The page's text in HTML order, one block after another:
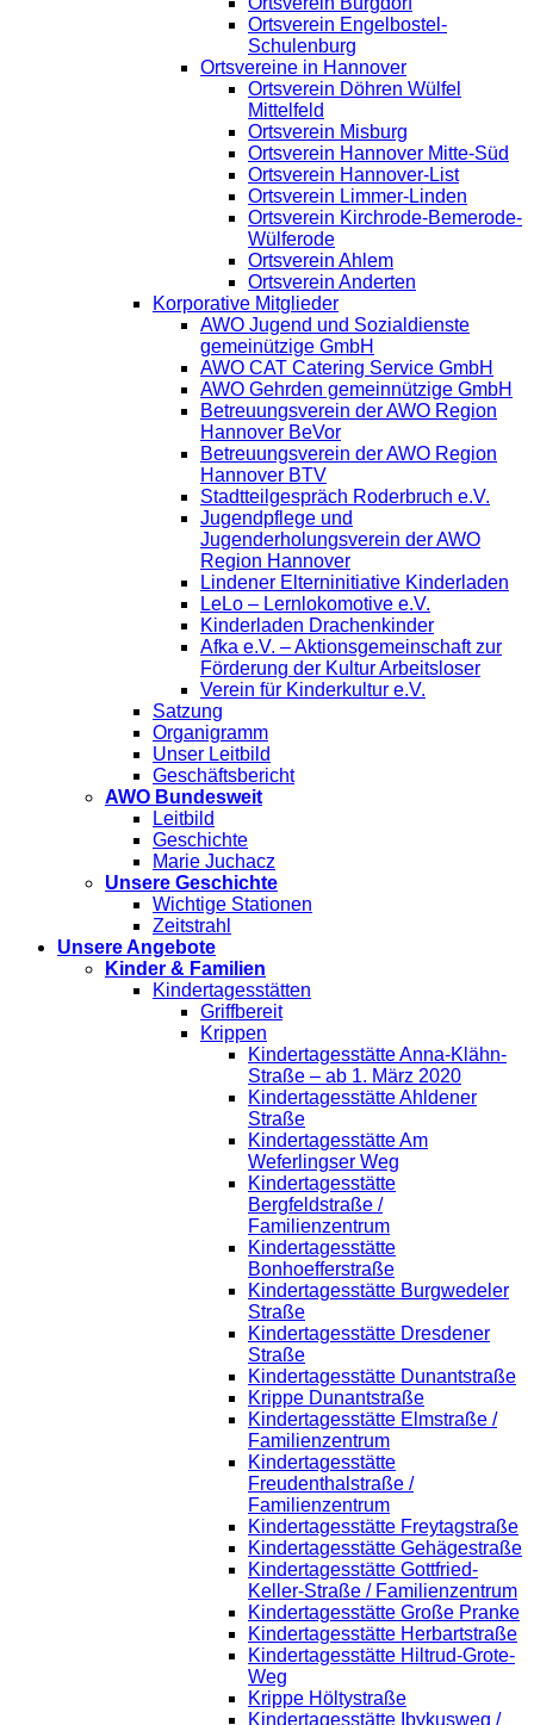
Ortsverein Engelbostel-
Schulenburg
Ortsvereine in Hannover
Ortsverein Döhren Wülfel
Mittelfeld
Ortsverein Misburg
Ortsverein Hannover Mitte-Süd
Ortsverein Hannover-List
Ortsverein Limmer-Linden
Ortsverein Kirchrode-Bemerode-
Wülferode
Ortsverein Ahlem
Ortsverein Anderten
Korporative Mitglieder
AWO Jugend und Sozialdienste
gemeinützige GmbH
AWO CAT Catering Service GmbH
AWO Gehrden gemeinnützige GmbH
Betreuungsverein der AWO Region
Hannover BeVor
Betreuungsverein der AWO Region
Hannover BTV
Stadtteilgespräch Roderbruch e.V.
Jugendpflege und
Jugenderholungsverein der AWO
Region Hannover
Lindener Elterninitiative Kinderladen
LeLo – Lernlokomotive e.V.
Kinderladen Drachenkinder
Afka e.V. – Aktionsgemeinschaft zur
Förderung der Kultur Arbeitsloser
Verein für Kinderkultur e.V.
Satzung
Organigramm
Unser Leitbild
Geschäftsbericht
AWO Bundesweit
Leitbild
Geschichte
Marie Juchacz
Unsere Geschichte
Wichtige Stationen
Zeitstrahl
Unsere Angebote
Kinder & Familien
Kindertagesstätten
Griffbereit
Krippen
Kindertagesstätte Anna-Klähn-
Straße – ab 1. März 2020
Kindertagesstätte Ahldener
Straße
Kindertagesstätte Am
Weferlingser Weg
Kindertagesstätte
Bergfeldstraße /
Familienzentrum
Kindertagesstätte
Bonhoefferstraße
Kindertagesstätte Burgwedeler
Straße
Kindertagesstätte Dresdener
Straße
Kindertagesstätte Dunantstraße
Krippe Dunantstraße
Kindertagesstätte Elmstraße /
Familienzentrum
Kindertagesstätte
Freudenthalstraße /
Familienzentrum
Kindertagesstätte Freytagstraße
Kindertagesstätte Gehägestraße
Kindertagesstätte Gottfried-
Keller-Straße / Familienzentrum
Kindertagesstätte Große Pranke
Kindertagesstätte Herbartstraße
Kindertagesstätte Hiltrud-Grote-
Weg
Krippe Höltystraße
Kindertagesstätte Ibykusweg /